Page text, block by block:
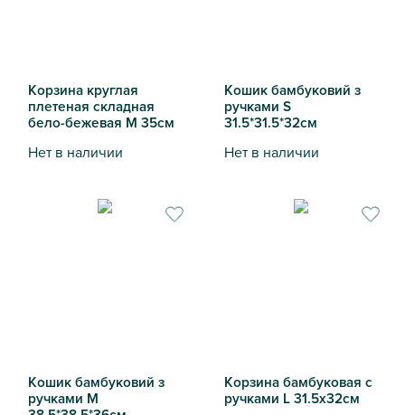
Корзина круглая
плетеная складная
бело-бежевая M 35см
Нет в наличии
Кошик бамбуковий з
ручками S
31.5*31.5*32см
Нет в наличии
Кошик бамбуковий з
ручками M
Корзина бамбуковая с
ручками L 31.5х32см